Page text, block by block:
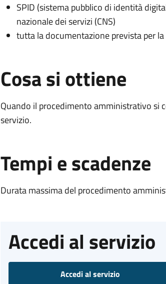
SPID (sistema pubblico di identità
nazionale dei servizi (CNS)
tutta la documentazione prevista per
Cosa si ottiene
Quando il procedimento amministrativo si
servizio.
Tempi e scadenze
Durata massima del procedimento
Accedi al servizio
Accedi al servizio